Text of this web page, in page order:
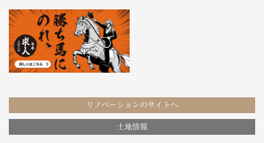
リノベーションのサイトへ
土地情報